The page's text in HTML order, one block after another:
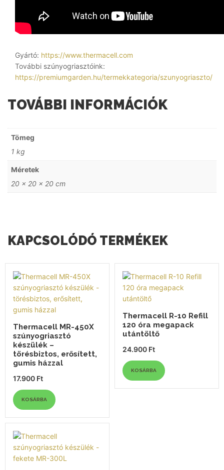
Gyártó: https://www.thermacell.com
További szúnyogriasztóink:
https://premiumgarden.hu/termekkategoria/szunyogriaszto/
TOVÁBBI INFORMÁCIÓK
Tömeg
1 kg
Méretek
20 × 20 × 20 cm
KAPCSOLÓDÓ TERMÉKEK
Thermacell MR-450X
szúnyogriasztó
készülék –
törésbiztos, erősített,
gumis házzal
17.900 Ft
KOSÁRBA
Thermacell R-10 Refill
120 óra megapack
utántöltő
24.900 Ft
KOSÁRBA